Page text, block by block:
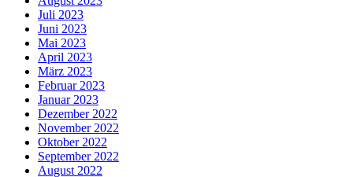
Juli 2023
Juni 2023
Mai 2023
April 2023
März 2023
Februar 2023
Januar 2023
Dezember 2022
November 2022
Oktober 2022
September 2022
August 2022